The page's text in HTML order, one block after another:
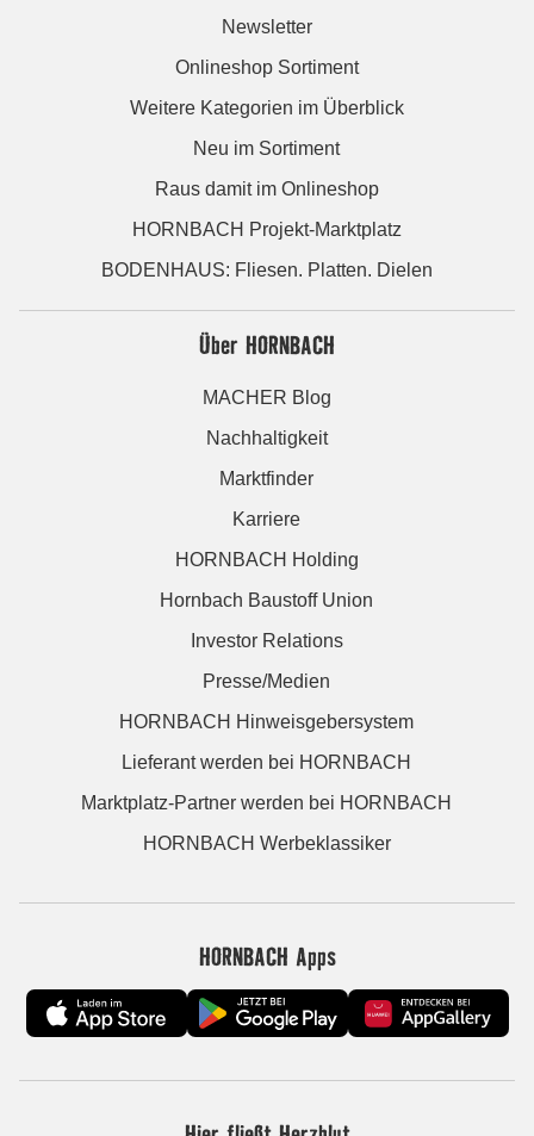
Newsletter
Onlineshop Sortiment
Weitere Kategorien im Überblick
Neu im Sortiment
Raus damit im Onlineshop
HORNBACH Projekt-Marktplatz
BODENHAUS: Fliesen. Platten. Dielen
Über HORNBACH
MACHER Blog
Nachhaltigkeit
Marktfinder
Karriere
HORNBACH Holding
Hornbach Baustoff Union
Investor Relations
Presse/Medien
HORNBACH Hinweisgebersystem
Lieferant werden bei HORNBACH
Marktplatz-Partner werden bei HORNBACH
HORNBACH Werbeklassiker
HORNBACH Apps